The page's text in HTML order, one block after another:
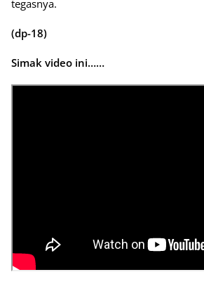
tegasnya.
(dp-18)
Simak video ini……